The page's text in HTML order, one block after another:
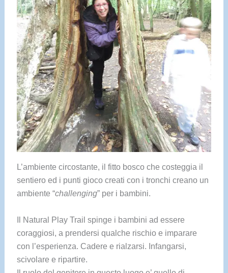
L’ambiente circostante, il fitto bosco che costeggia il
sentiero ed i punti gioco creati con i tronchi creano un
ambiente “challenging” per i bambini.
Il Natural Play Trail spinge i bambini ad essere
coraggiosi, a prendersi qualche rischio e imparare
con l’esperienza. Cadere e rialzarsi. Infangarsi,
scivolare e ripartire.